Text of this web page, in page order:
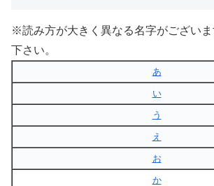
※読み方が大きく異なる名字がござい
下さい。
あ
い
う
え
お
か